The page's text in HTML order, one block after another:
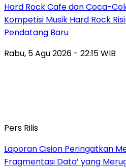
Hard Rock Cafe dan Coca-
Kompetisi Musik Hard Rock
Pendatang Baru
Rabu, 5 Agu 2026 - 22:15 WIB
Pers Rilis
Laporan Cision Peringatkan
Fragmentasi Data’ yang